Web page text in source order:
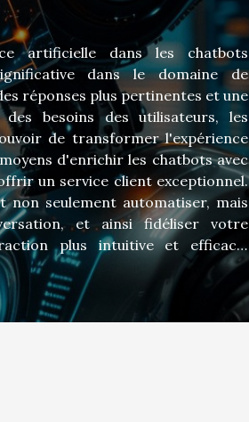
artificielle dans les chatbots
dans le domaine de
réponses plus pertinentes et une
des besoins des utilisateurs, les
de transformer l'expérience
d'enrichir les chatbots avec
un service client exceptionnel.
non seulement automatiser, mais
et ainsi fidéliser votre
plus intuitive et efficace.
les chatbots L'intelligence
incontournable dans l'évolution